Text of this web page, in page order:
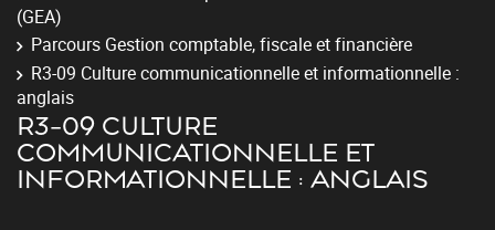
(GEA)
Parcours Gestion comptable, fiscale et financière
R3-09 Culture communicationnelle et informationnelle :
anglais
R3-09 CULTURE
COMMUNICATIONNELLE ET
INFORMATIONNELLE : ANGLAIS